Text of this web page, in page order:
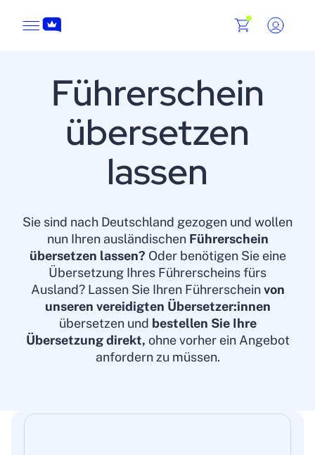
Führerschein
übersetzen
lassen
Sie sind nach Deutschland gezogen und wollen
nun Ihren ausländischen Führerschein
übersetzen lassen? Oder benötigen Sie eine
Übersetzung Ihres Führerscheins fürs
Ausland? Lassen Sie Ihren Führerscheinvon
unseren vereidigten Übersetzer:innen
übersetzen und bestellen Sie Ihre
Übersetzung direkt, ohne vorher ein Angebot
anfordern zu müssen.